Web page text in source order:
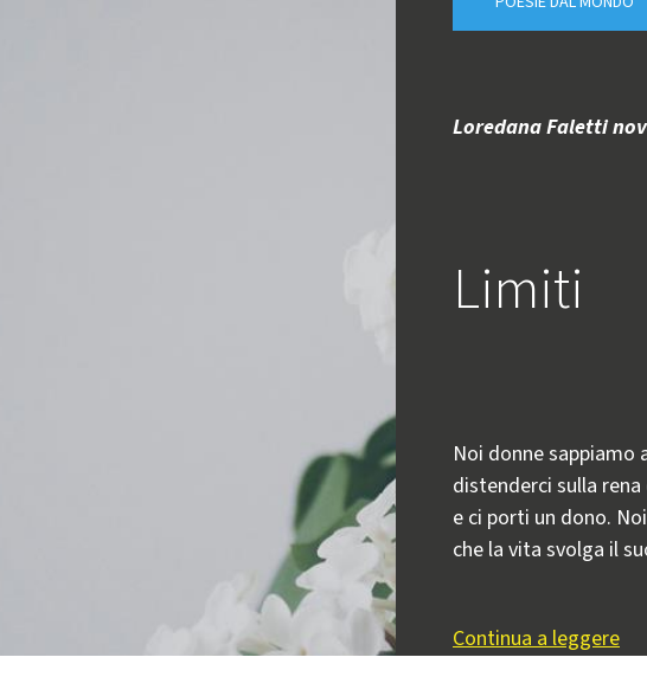
Loredana Faletti
Limiti
Noi donne sappiamo
distenderci sulla
e ci porti un dono.
che la vita svolga il
Continua a leggere